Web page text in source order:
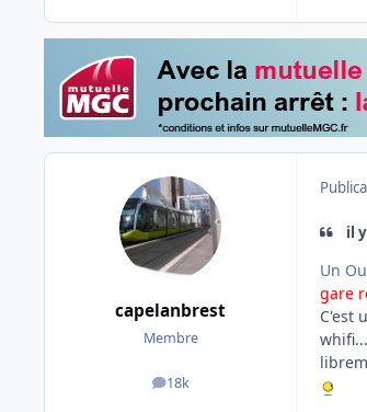
capelanbrest
Membre
18k
messages
il
Un
gare
C'est